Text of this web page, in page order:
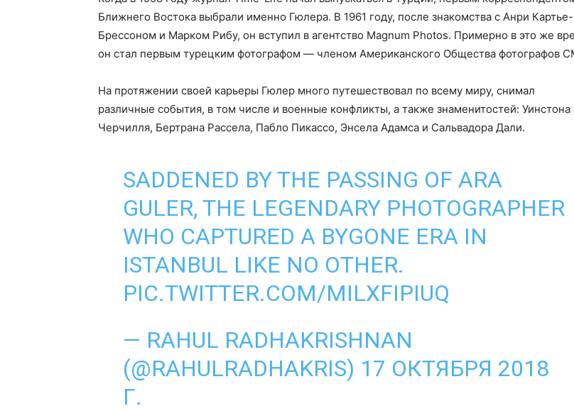
Ближнего Востока выбрали именно Гюлера. В 1961 году, после знакомства с Анри Картье-
Брессоном и Марком Рибу, он вступил в агентство Magnum Photos. Примерно в это же
он стал первым турецким фотографом — членом Американского Общества фотографов
На протяжении своей карьеры Гюлер много путешествовал по всему миру, снимал
различные события, в том числе и военные конфликты, а также знаменитостей: Уинстона
Черчилля, Бертрана Рассела, Пабло Пикассо, Энсела Адамса и Сальвадора Дали.
SADDENED BY THE PASSING OF ARA
GULER, THE LEGENDARY PHOTOGRAPHER
WHO CAPTURED A BYGONE ERA IN
ISTANBUL LIKE NO OTHER.
PIC.TWITTER.COM/MILXFIPIUQ
— RAHUL RADHAKRISHNAN
(@RAHULRADHAKRIS) 17 ОКТЯБРЯ 2018
Г.